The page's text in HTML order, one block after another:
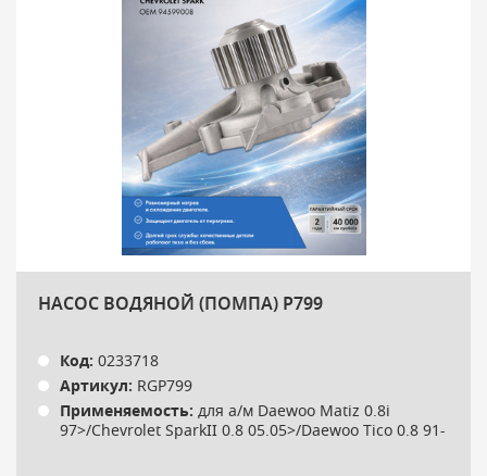
НАСОС ВОДЯНОЙ (ПОМПА) P799
Код: 0233718
Артикул: RGP799
Применяемость: для а/м Daewoo Matiz 0.8i
97>/Chevrolet SparkII 0.8 05.05>/Daewoo Tico 0.8 91-